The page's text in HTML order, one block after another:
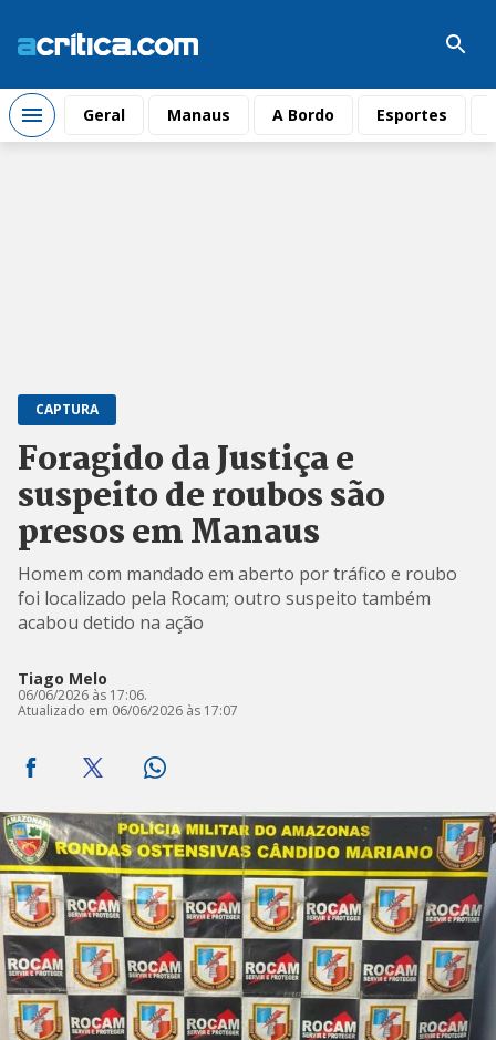
Geral Manaus A Bordo Esportes
CAPTURA
Foragido da Justiça e
suspeito de roubos são
presos em Manaus
Homem com mandado em aberto por tráfico e roubo
foi localizado pela Rocam; outro suspeito também
acabou detido na ação
Tiago Melo
06/06/2026 às 17:06.
Atualizado em 06/06/2026 às 17:07